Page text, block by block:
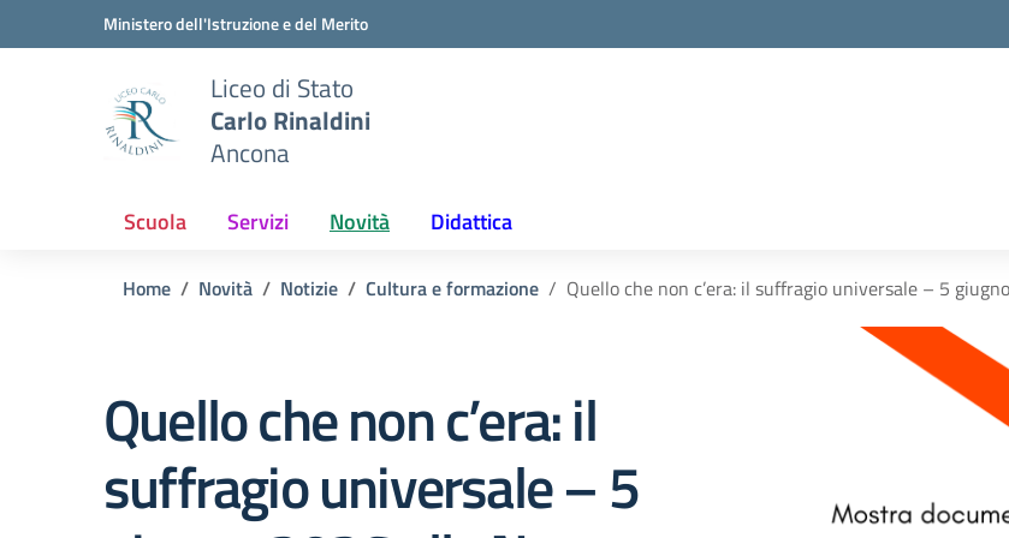
Vai ai contenuti
Vai al menu di navigazioneMinistero dell'Istruzione e del Merito
Liceo di Stato
Carlo Rinaldini
Ancona
Scuola Servizi Novità Didattica
Home Novità Notizie Cultura e formazione Quello che non c’era: il suffragio universale – 5
Quello che non c’era: il
suffragio universale – 5